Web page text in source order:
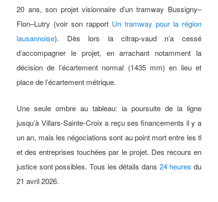
20 ans, son projet visionnaire d’un tramway Bussigny–
Flon–Lutry (voir son rapport Un tramway pour la région
lausannoise). Dès lors la citrap-vaud n’a cessé
d’accompagner le projet, en arrachant notamment la
décision de l’écartement normal (1435 mm) en lieu et
place de l’écartement métrique.
Une seule ombre au tableau: ia poursuite de la ligne
jusqu’à Villars-Sainte-Croix a reçu ses financements il y a
un an, mais les négociations sont au point mort entre les tl
et des entreprises touchées par le projet. Des recours en
justice sont possibles. Tous les détails dans 24 heures du
21 avril 2026.